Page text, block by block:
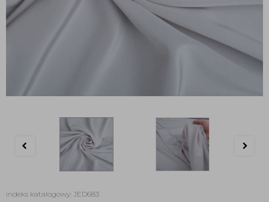
indeks katalogowy: JED683